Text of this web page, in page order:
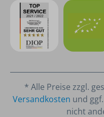
* Alle Preise zzgl.
Versandkosten und
nicht